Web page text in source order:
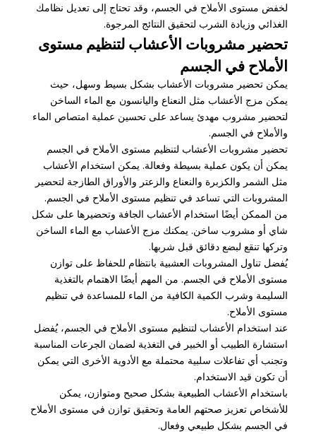
لخفض مستوى الأملاح في الجسم، وقد تحتاج إلى تعديل نظامك
الغذائي وزيادة الشرب لتحقيق النتائج المرجوة.
تحضير مشروبات الأعشاب لتنظيم مستوى
الأملاح في الجسم
يمكن تحضير مشروبات الأعشاب بشكل بسيط وسهل، حيث
يمكن مزج الأعشاب مثل النعناع واليانسون مع الماء الساخن
لتحضير مشروب مهدئ يساعد على تحسين عملية امتصاص الماء
والأملاح في الجسم.
تحضير مشروبات الأعشاب لتنظيم مستوى الأملاح في الجسم
يمكن أن يكون عملية بسيطة وفعالة. يمكن استخدام الأعشاب
مثل الشمر والكزبرة والنعناع والزعتر والأوراق الطازجة لتحضير
المشروبات التي تساعد في تنظيم مستوى الأملاح في الجسم.
من الممكن أيضًا استخدام الأعشاب الجافة وتحضيرها على شكل
شاي أو مشروب ساخن. يمكنك مزج الأعشاب مع الماء الساخن
وتركها تنقع لبضع دقائق قبل شربها.
يُفضل تناول المشروبات العشبية بانتظام للحفاظ على توازن
مستوى الأملاح في الجسم. من المهم أيضًا الاهتمام بالتغذية
السليمة وشرب الكمية الكافية من الماء للمساعدة في تنظيم
مستوى الأملاح.
عند استخدام الأعشاب لتنظيم مستوى الأملاح في الجسم، يُفضل
استشارة الطبيب أو الخبير في التغذية لضمان الجرعات المناسبة
وتجنب أي تفاعلات سلبية محتملة مع الأدوية الأخرى التي يمكن
أن تكون قيد الاستخدام.
باستخدام الأعشاب الطبيعية بشكل صحيح ومتوازن، يمكن
للأشخاص تعزيز صحتهم العامة وتحقيق توازن في مستوى الأملاح
في الجسم بشكل طبيعي وفعال.